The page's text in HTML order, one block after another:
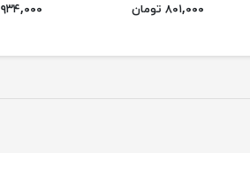
۸۰۱,۰۰۰ تومان ۹۳۴,۰۰۰ تومان